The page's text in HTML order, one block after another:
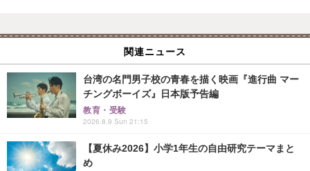
関連ニュース
台湾の名門男子校の青春を描く映画『進行曲 マー
チングボーイズ』日本版予告編
教育・受験
2026.8.9 Sun 21:15
【夏休み2026】小学1年生の自由研究テーマまと
め